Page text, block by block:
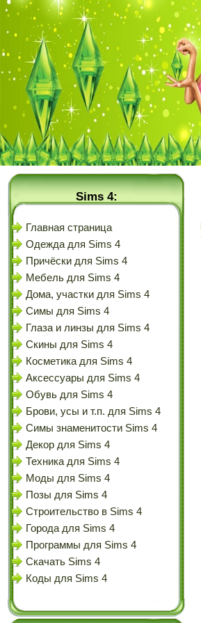
Sims 4:
Главная страница
Одежда для Sims 4
Причёски для Sims 4
Мебель для Sims 4
Дома, участки для Sims 4
Симы для Sims 4
Глаза и линзы для Sims 4
Скины для Sims 4
Косметика для Sims 4
Аксессуары для Sims 4
Обувь для Sims 4
Брови, усы и т.п. для Sims 4
Симы знаменитости Sims 4
Декор для Sims 4
Техника для Sims 4
Моды для Sims 4
Позы для Sims 4
Строительство в Sims 4
Города для Sims 4
Программы для Sims 4
Скачать Sims 4
Коды для Sims 4